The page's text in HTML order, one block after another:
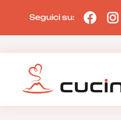
Seguici su: